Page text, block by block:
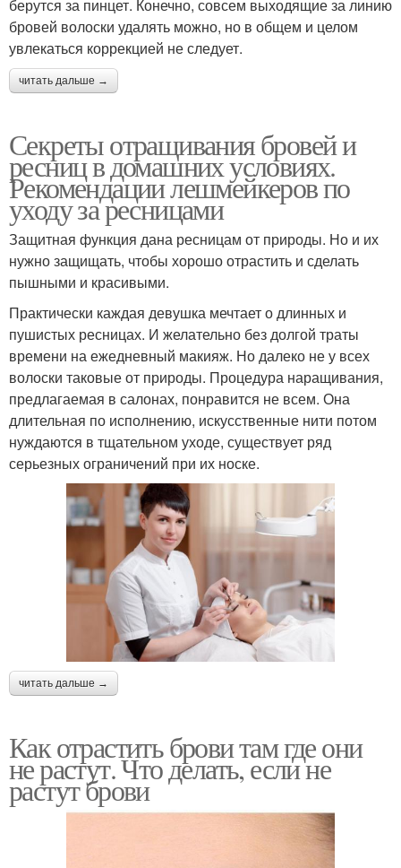
берутся за пинцет. Конечно, совсем выходящие за линию
бровей волоски удалять можно, но в общем и целом
увлекаться коррекцией не следует.
читать дальше →
Секреты отращивания бровей и
ресниц в домашних условиях.
Рекомендации лешмейкеров по
уходу за ресницами
Защитная функция дана ресницам от природы. Но и их
нужно защищать, чтобы хорошо отрастить и сделать
пышными и красивыми.
Практически каждая девушка мечтает о длинных и
пушистых ресницах. И желательно без долгой траты
времени на ежедневный макияж. Но далеко не у всех
волоски таковые от природы. Процедура наращивания,
предлагаемая в салонах, понравится не всем. Она
длительная по исполнению, искусственные нити потом
нуждаются в тщательном уходе, существует ряд
серьезных ограничений при их носке.
читать дальше →
Как отрастить брови там где они
не растут. Что делать, если не
растут брови